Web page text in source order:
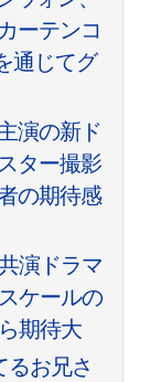
ーテンコ
通じてグ
演の新ド
ター撮影
の期待感
演ドラマ
ケールの
期待大
るお兄さ